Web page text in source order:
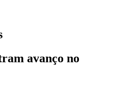
avanço no